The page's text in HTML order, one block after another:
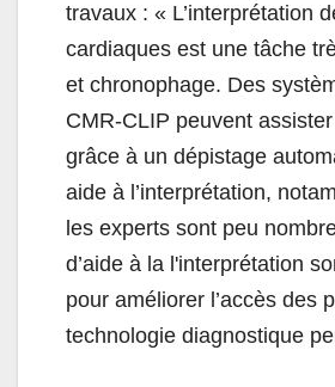
travaux : « L’interprétation
cardiaques est une tâche
et chronophage. Des
CMR-CLIP peuvent
grâce à un dépistage
aide à l’interprétation,
les experts sont peu
d’aide à la l'interprétation
pour améliorer l’accès des
technologie diagnostique